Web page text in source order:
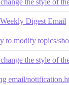
Digest Email
to modify topics/
the style of
email/